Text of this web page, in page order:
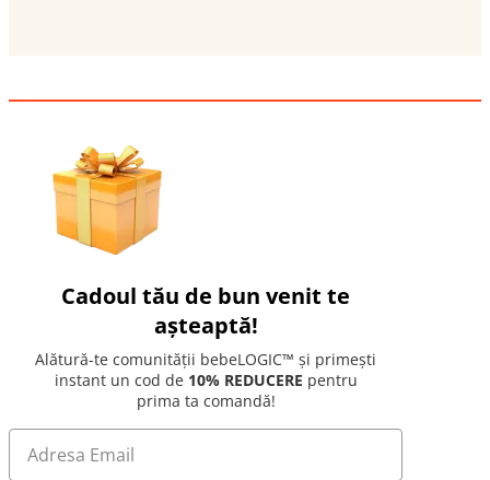
Cadoul tău de bun venit te
așteaptă!
Alătură-te comunității bebeLOGIC™ și primești
instant un cod de 10% REDUCERE pentru
prima ta comandă!